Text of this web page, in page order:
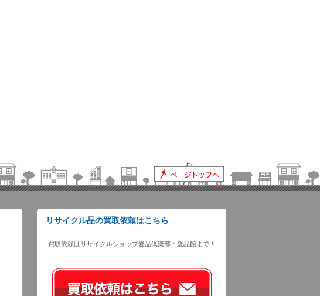
リサイクル品の買取依頼はこちら
買取依頼はリサイクルショップ愛品倶楽部・愛品館まで！